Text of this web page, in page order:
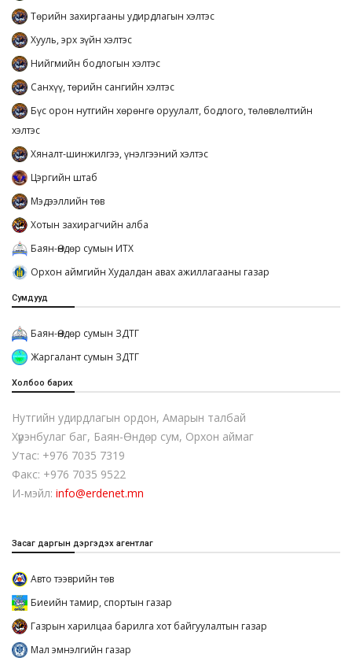
Төрийн захиргааны удирдлагын хэлтэс
Хууль, эрх зүйн хэлтэс
Нийгмийн бодлогын хэлтэс
Санхүү, төрийн сангийн хэлтэс
Бүс орон нутгийн хөрөнгө оруулалт, бодлого, төлөвлөлтийн
хэлтэс
Хяналт-шинжилгээ, үнэлгээний хэлтэс
Цэргийн штаб
Мэдээллийн төв
Хотын захирагчийн алба
Баян-Өндөр сумын ИТХ
Орхон аймгийн Худалдан авах ажиллагааны газар
Сумдууд
Баян-Өндөр сумын ЗДТГ
Жаргалант сумын ЗДТГ
Холбоо барих
Нутгийн удирдлагын ордон, Амарын талбай
Хүрэнбулаг баг, Баян-Өндөр сум, Орхон аймаг
Утас: +976 7035 7319
Факс: +976 7035 9522
И-мэйл: info@erdenet.mn
Засаг даргын дэргэдэх агентлаг
Авто тээврийн төв
Биеийн тамир, спортын газар
Газрын харилцаа барилга хот байгуулалтын газар
Мал эмнэлгийн газар